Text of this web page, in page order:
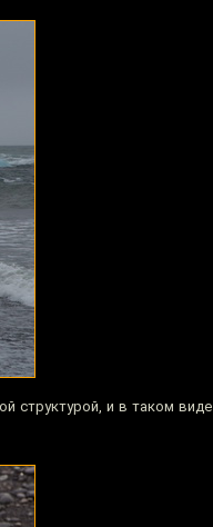
структурой, и в таком виде